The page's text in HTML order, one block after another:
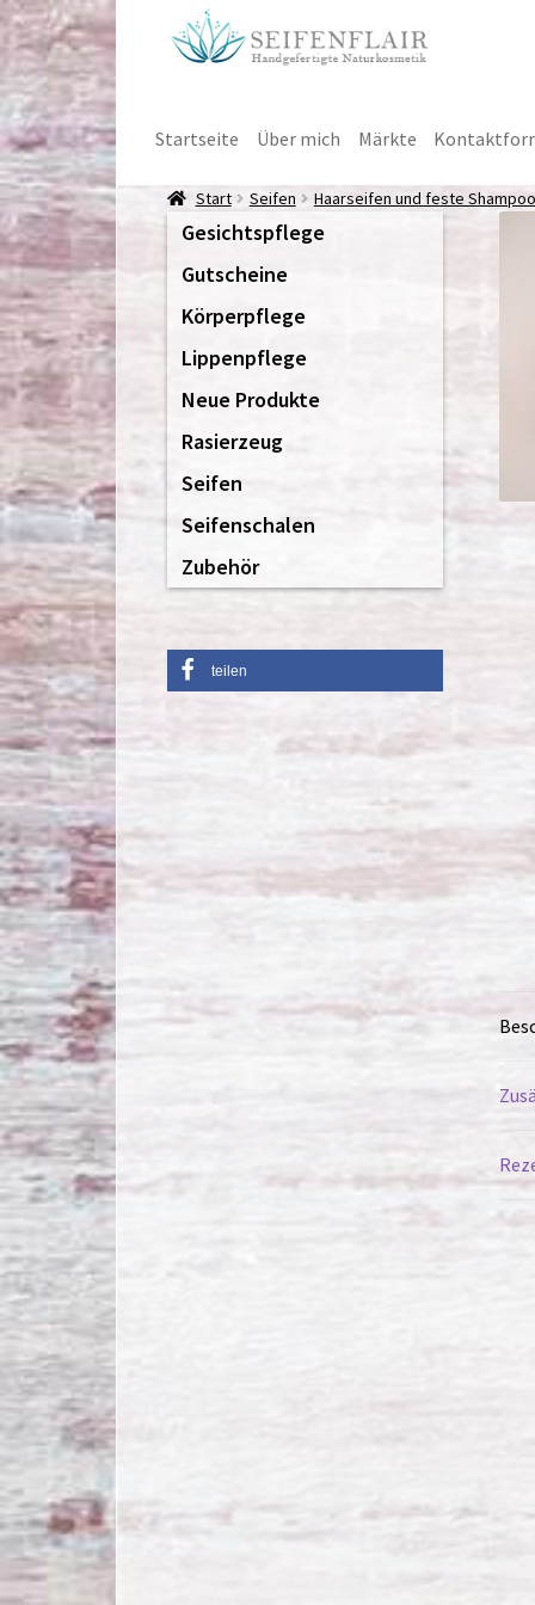
Navigation
Inhalt
Startseite Über mich Märkte
Start Seifen Haarseifen und feste
Gesichtspflege
Gutscheine
Körperpflege
Lippenpflege
Neue Produkte
Rasierzeug
Seifen
Seifenschalen
Zubehör
teilen